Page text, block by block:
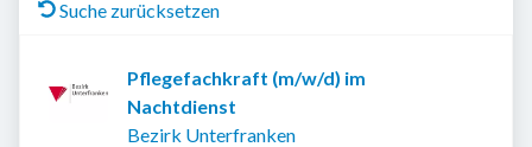
Suche zurücksetzen
Pflegefachkraft (m/w/d) im
Nachtdienst
Bezirk Unterfranken